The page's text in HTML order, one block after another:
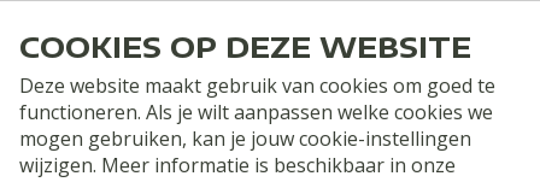
COOKIES OP DEZE WEBSITE
Deze website maakt gebruik van cookies om goed te
functioneren. Als je wilt aanpassen welke cookies we
mogen gebruiken, kan je jouw cookie-instellingen
wijzigen. Meer informatie is beschikbaar in onze